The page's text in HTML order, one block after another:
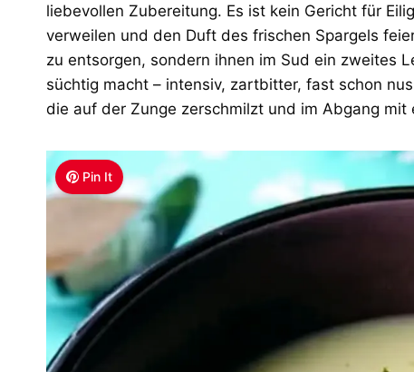
liebevollen Zubereitung. Es ist kein Gericht für
verweilen und den Duft des frischen Spargels
zu entsorgen, sondern ihnen im Sud ein zweites
süchtig macht – intensiv, zartbitter, fast schon
die auf der Zunge zerschmilzt und im Abgang mit
Pin It